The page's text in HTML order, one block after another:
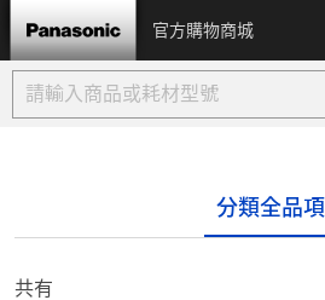
官方購物商城
分類全品項
共有